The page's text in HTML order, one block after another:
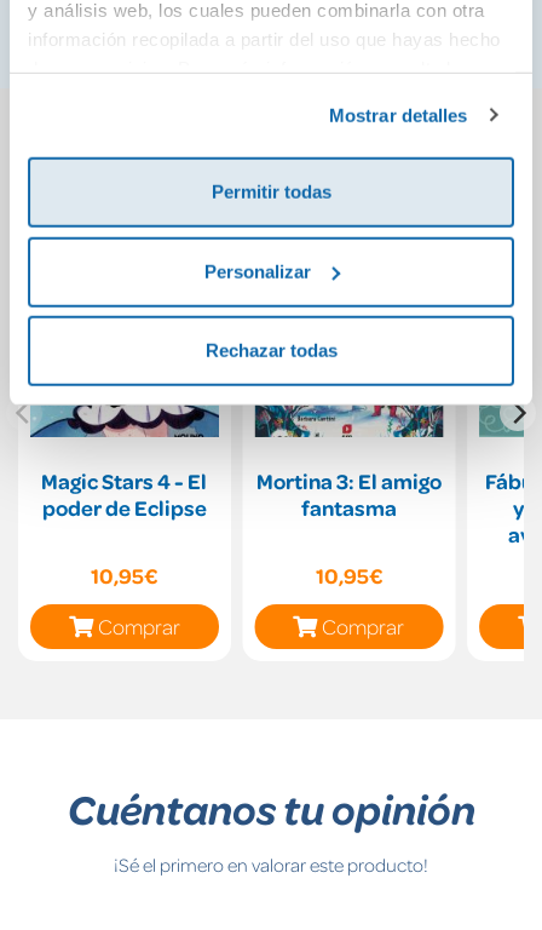
y análisis web, los cuales pueden combinarla con otra
información recopilada a partir del uso que hayas hecho
Mostrar detalles
Permitir todas
Personalizar
Rechazar todas
leer.
También podría gustarte...
Magic Stars 4 - El
poder de Eclipse
10,95€
Comprar
Mortina 3: El amigo
fantasma
10,95€
Comprar
y
Cuéntanos tu opinión
¡Sé el primero en valorar este producto!